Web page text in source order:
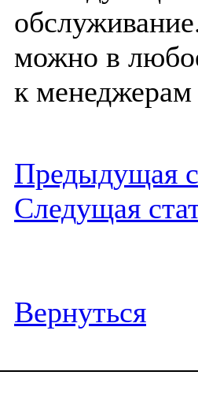
можно в
к
Предыдущая
Следущая
Вернуться